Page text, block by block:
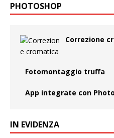
PHOTOSHOP
Correzione
Fotomontaggio truffa
App integrate con
IN EVIDENZA